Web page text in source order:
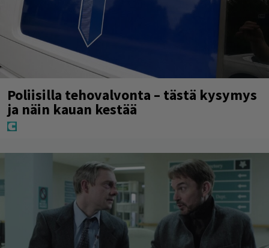
Poliisilla tehovalvonta – tästä kysymys
ja näin kauan kestää